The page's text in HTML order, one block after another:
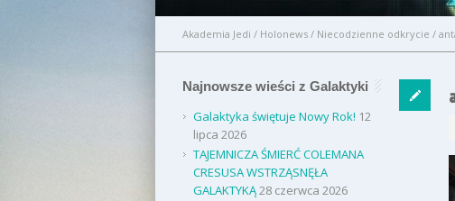
Akademia Jedi / Holonews / Niecodzienne odkrycie /
Najnowsze wieści z Galaktyki
Galaktyka świętuje Nowy Rok! 12
lipca 2026
TAJEMNICZA ŚMIERĆ COLEMANA
CRESUSA WSTRZĄSNĘŁA
GALAKTYKĄ28 czerwca 2026